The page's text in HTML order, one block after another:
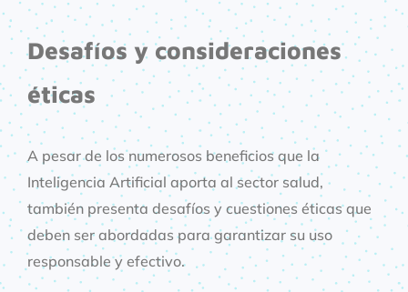
Desafíos y consideraciones
éticas
A pesar de los numerosos beneficios que la
Inteligencia Artificial aporta al sector salud,
también presenta desafíos y cuestiones éticas que
deben ser abordadas para garantizar su uso
responsable y efectivo.